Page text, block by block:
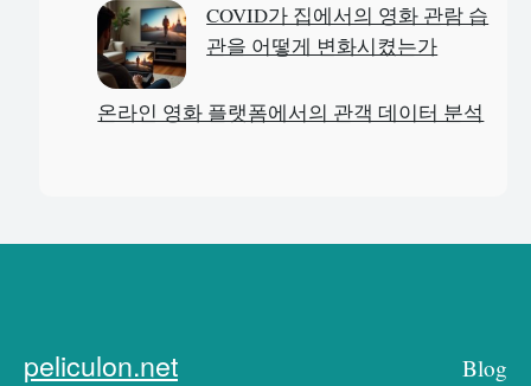
COVID가 집에서의 영화 관람 습
관을 어떻게 변화시켰는가
온라인 영화 플랫폼에서의 관객 데이터 분석
peliculon.net Blog